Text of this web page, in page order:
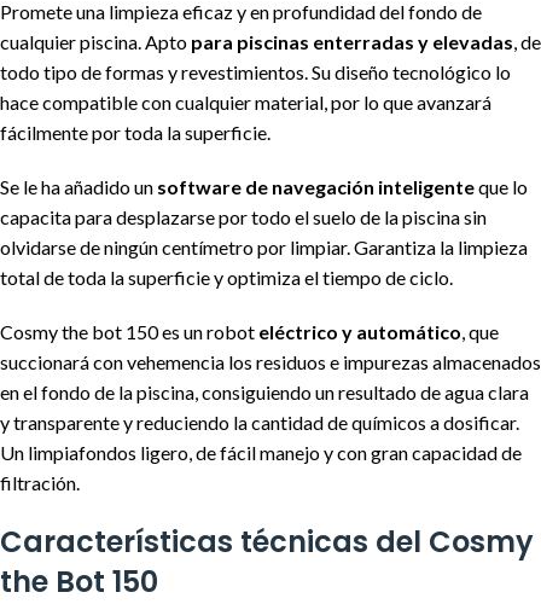
Promete una limpieza eficaz y en profundidad del fondo de
cualquier piscina. Apto para piscinas enterradas y elevadas, de
todo tipo de formas y revestimientos. Su diseño tecnológico lo
hace compatible con cualquier material, por lo que avanzará
fácilmente por toda la superficie.
Se le ha añadido un software de navegación inteligenteque lo
capacita para desplazarse por todo el suelo de la piscina sin
olvidarse de ningún centímetro por limpiar. Garantiza la limpieza
total de toda la superficie y optimiza el tiempo de ciclo.
Cosmy the bot 150 es un robot eléctrico y automático, que
succionará con vehemencia los residuos e impurezas almacenados
en el fondo de la piscina, consiguiendo un resultado de agua clara
y transparente y reduciendo la cantidad de químicos a dosificar.
Un limpiafondos ligero, de fácil manejo y con gran capacidad de
filtración.
Características técnicas del Cosmy
the Bot 150